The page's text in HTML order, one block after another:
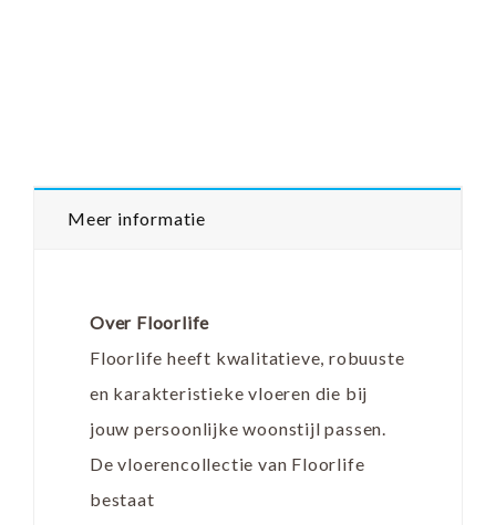
Meer informatie
Over Floorlife
Floorlife heeft kwalitatieve, robuuste
en karakteristieke vloeren die bij
jouw persoonlijke woonstijl passen.
De vloerencollectie van Floorlife
bestaat